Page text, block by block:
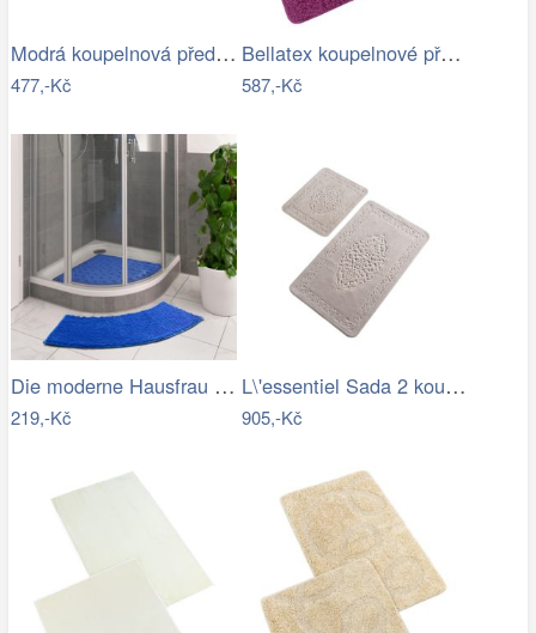
Modrá koupelnová předložka s hvězdou -…
477,-Kč
Bellatex koupelnové předložky…
587,-Kč
Die moderne Hausfrau Protiskluzová…
219,-Kč
L\'essentiel Sada 2 koupelnových…
905,-Kč